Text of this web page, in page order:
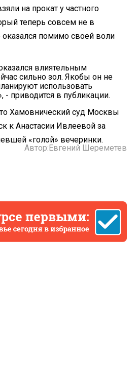
на прокат у частного
теперь совсем не в
оказался помимо своей воли
влиятельным
сильно зол. Якобы он не
использовать
- приводится в публикации.
Хамовнический суд Москвы
к Анастасии Ивлеевой за
«голой» вечеринки.
Автор: Евгений Шереметев